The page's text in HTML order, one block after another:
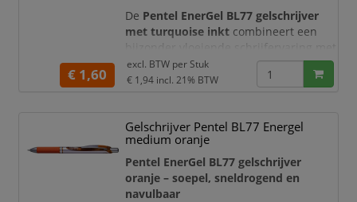
De Pentel EnerGel BL77 gelschrijver
met turquoise inkt combineert een
bijzonder vloeiende schrijfervaring met
een korte droogtijd. De originele
EnerGel-inkt beweegt soepel over het
comfortabele rubberen grip, het
praktische drukmechanisme en de
navulbare constructie is deze gelroller
ideaal vo
€ 1,60
excl. BTW per Stuk
€ 1,94 incl. 21% BTW
Gelschrijver Pentel BL77 Energel
medium oranje
Pentel EnerGel BL77 gelschrijver
oranje – soepel, sneldrogend en
navulbaar